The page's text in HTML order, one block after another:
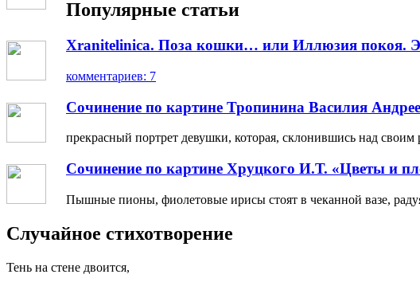
Популярные статьи
Xranitelinica. Поза кошки… или Иллюзия покоя.
комментариев: 7
Сочинение по картине Тропинина Василия
прекрасный портрет девушки, которая, склонившись над своим
Сочинение по картине Хруцкого И.Т. «Цветы и
Пышные пионы, фиолетовые ирисы стоят в чеканной вазе,
Случайное стихотворение
Тень на стене двоится,